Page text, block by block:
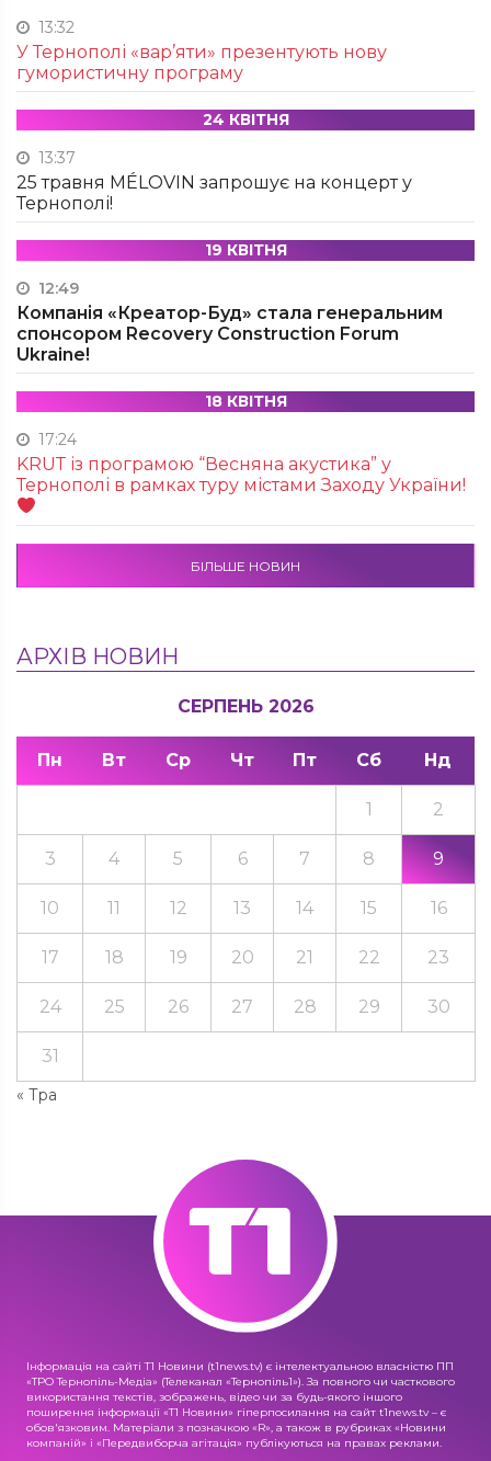
13:32
У Тернополі «вар’яти» презентують нову
гумористичну програму
24 КВІТНЯ
13:37
25 травня MÉLOVIN запрошує на концерт у
Тернополі!
19 КВІТНЯ
12:49
Компанія «Креатор-Буд» стала генеральним
спонсором Recovery Construction Forum
Ukraine!
18 КВІТНЯ
17:24
KRUТ із програмою “Весняна акустика” у
Тернополі в рамках туру містами Заходу України!
БІЛЬШЕ НОВИН
АРХІВ НОВИН
СЕРПЕНЬ 2026
Пн Вт Ср Чт Пт Сб Нд
« Тра
1 2
3 4 5 6 7 8 9
10 11 12 13 14 15 16
17 18 19 20 21 22 23
24 25 26 27 28 29 30
31
Інформація на сайті Т1 Новини (t1news.tv) є інтелектуальною власністю ПП
«ТРО Тернопіль-Медіа» (Телеканал «Тернопіль1»). За повного чи часткового
використання текстів, зображень, відео чи за будь-якого іншого
поширення інформації «Т1 Новини» гіперпосилання на сайт t1news.tv – є
обов'язковим. Матеріали з позначкою «R», а також в рубриках «Новини
компаній» і «Передвиборча агітація» публікуються на правах реклами.